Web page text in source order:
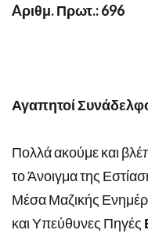
Aριθμ. Πρωτ.: 696
Αγαπητοί
Πολλά ακούμε και
το Άνοιγμα της
Μέσα Μαζικής
και Υπεύθυνες Πηγές